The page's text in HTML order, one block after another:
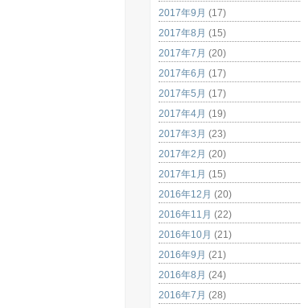
2017年9月 (17)
2017年8月 (15)
2017年7月 (20)
2017年6月 (17)
2017年5月 (17)
2017年4月 (19)
2017年3月 (23)
2017年2月 (20)
2017年1月 (15)
2016年12月 (20)
2016年11月 (22)
2016年10月 (21)
2016年9月 (21)
2016年8月 (24)
2016年7月 (28)